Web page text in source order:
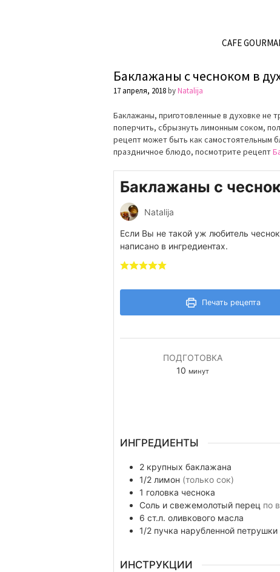
CAFE
Баклажаны с чесноком в
17 апреля, 2018byNatalija
Баклажаны, приготовленные в духовке не
поперчить, сбрызнуть лимонным соком,
рецепт может быть как самостоятельным
праздничное блюдо, посмотрите рецепт
Баклажаны с
Natalija
Если Вы не такой уж любитель
написано в ингредиентах.
Печать рецепта
ПОДГОТОВКА
10минуты
минут
ИНГРЕДИЕНТЫ
2 крупных баклажана
1/2 лимон (только сок)
1 головка чеснока
Соль и свежемолотый перец по
6 ст.л. оливкового масла
1/2 пучка нарубленной
ИНСТРУКЦИИ